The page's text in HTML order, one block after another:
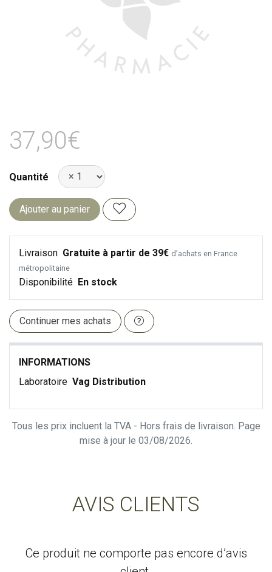
37,90€
Quantité
Ajouter au panier
Livraison Gratuite à partir de 39€ d’achats en France
métropolitaine
Disponibilité En stock
Continuer mes achats
INFORMATIONS
Laboratoire Vag Distribution
Tous les prix incluent la TVA - Hors frais de livraison. Page
mise à jour le 03/08/2026.
AVIS CLIENTS
Ce produit ne comporte pas encore d’avis